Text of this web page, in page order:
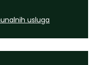
usluga